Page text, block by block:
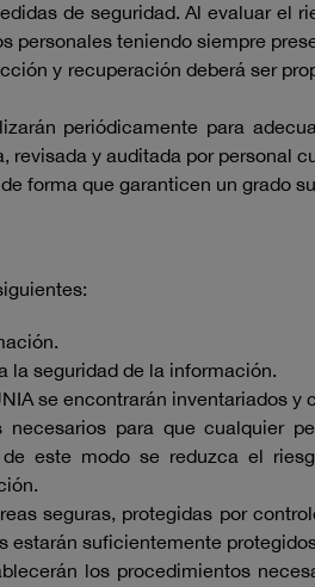
de seguridad. Al evaluar el
teniendo siempre
y recuperación deberá ser
periódicamente para
y auditada por personal
forma que garanticen un grado
la seguridad de la información.
se encontrarán inventariados y
para que cualquier
este modo se reduzca el
seguras, protegidas por
suficientemente
los procedimientos